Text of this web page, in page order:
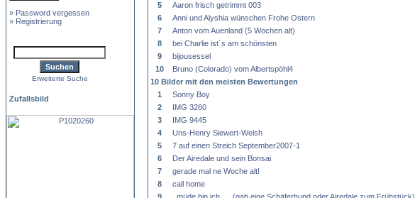
» Password vergessen
» Registrierung
Erweiterte Suche
Zufallsbild
5
Aaron frisch getrimmt 003
6
Anni und Alyshia wünschen Frohe Ostern
7
Anton vom Auenland (5 Wochen alt)
8
bei Charlie ist´s am schönsten
9
bijousessel
10
Bruno (Colorado) vom Albertspöhl4
10 Bilder mit den meisten Bewertungen
1
Sonny Boy
2
IMG 3260
3
IMG 9445
4
Uns-Henry Siewert-Welsh
5
7 auf einen Streich September2007-1
6
Der Airedale und sein Bonsai
7
gerade mal ne Woche alt!
8
call home